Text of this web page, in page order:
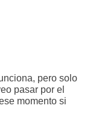
pero solo
pasar por el
momento si